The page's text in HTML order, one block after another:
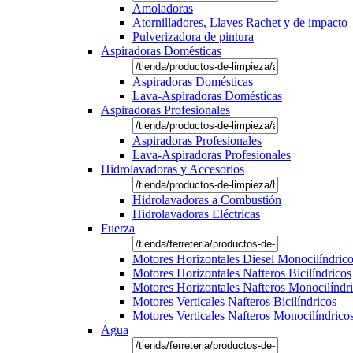
Amoladoras
Atornilladores, Llaves Rachet y de impacto
Pulverizadora de pintura
Aspiradoras Domésticas
Aspiradoras Domésticas
Lava-Aspiradoras Domésticas
Aspiradoras Profesionales
Aspiradoras Profesionales
Lava-Aspiradoras Profesionales
Hidrolavadoras y Accesorios
Hidrolavadoras a Combustión
Hidrolavadoras Eléctricas
Fuerza
Motores Horizontales Diesel
Motores Horizontales Nafteros Bicilíndricos
Motores Horizontales Nafteros
Motores Verticales Nafteros Bicilíndricos
Motores Verticales Nafteros
Agua